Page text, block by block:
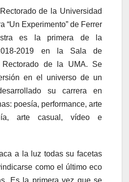
de la Universidad
“Un Experimento” de Ferrer
es la primera de la
2019 en la Sala de
Rectorado de la UMA. Se
en el universo de un
su carrera en
poesía, performance, arte
arte casual, vídeo e
a la luz todas su facetas
como el último eco
Es la primera vez que se